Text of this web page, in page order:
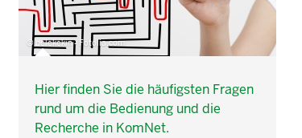
© belekekin - Fotolia.com
Hier finden Sie die häufigsten Fragen
rund um die Bedienung und die
Recherche in KomNet.